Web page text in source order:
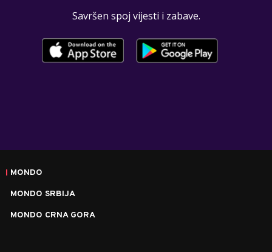
Savršen spoj vijesti i zabave.
MONDO
MONDO SRBIJA
MONDO CRNA GORA